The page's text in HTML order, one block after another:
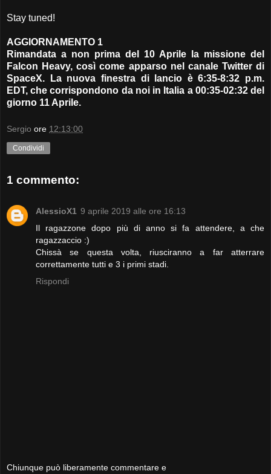
Stay tuned!
AGGIORNAMENTO 1
Rimandata a non prima del 10 Aprile la missione del
Falcon Heavy, così come apparso nel canale Twitter di
SpaceX. La nuova finestra di lancio è 6:35-8:32 p.m.
EDT, che corrispondono da noi in Italia a 00:35-02:32 del
giorno 11 Aprile.
Sergio ore 12:13:00
Condividi
1 commento:
AlessioX1 9 aprile 2019 alle ore 16:13
Il ragazzone dopo più di anno si fa attendere, a che
ragazzaccio :)
Chissà se questa volta, riusciranno a far atterrare
correttamente tutti e 3 i primi stadi.
Rispondi
Chiunque può liberamente commentare e